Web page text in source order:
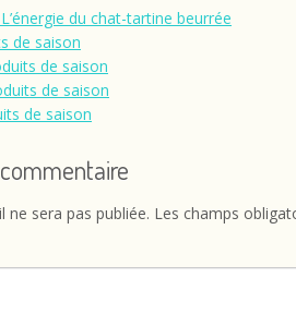
du chat-tartine beurrée
de saison
de saison
de saison
de saison
ne sera pas publiée. Les champs